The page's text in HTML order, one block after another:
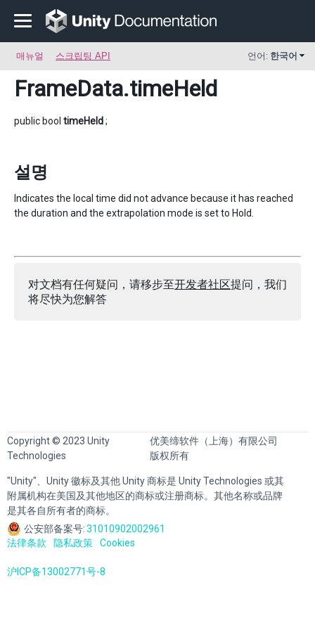
매뉴얼 스크립팅 API 언어: 한국어
FrameData.timeHeld
public bool timeHeld;
설명
Indicates the local time did not advance because it has reached
the duration and the extrapolation mode is set to Hold.
对文档有任何疑问，请移步至开发者社区提问，我们
将尽快为您解答
Copyright © 2023 Unity
Technologies
优美缔软件（上海）有限公司
版权所有
"Unity"、Unity 徽标及其他 Unity 商标是 Unity Technologies 或其
附属机构在美国及其他地区的商标或注册商标。其他名称或品牌
是其各自所有者的商标。
公安部备案号:31010902002961
法律条款
隐私政策 Cookies
沪ICP备13002771号-8